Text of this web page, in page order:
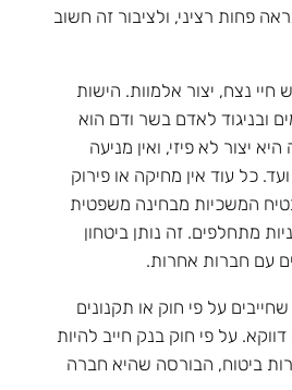
פחות רציני, ולציבור זה חשוב
חיי נצח, יצור אלמוות. הישות
ובניגוד לאדם בשר ודם הוא
יצור לא פיזי, ואין מניעה
כל עוד אין מחיקה או פירוק
המשכיות מבחינה משפטית
מתחלפים. זה נותן ביטחון
עם חברות אחרות.
על פי חוק או תקנונים
על פי חוק בנק חייב להיות
ביטוח, הבורסה שהיא חברה